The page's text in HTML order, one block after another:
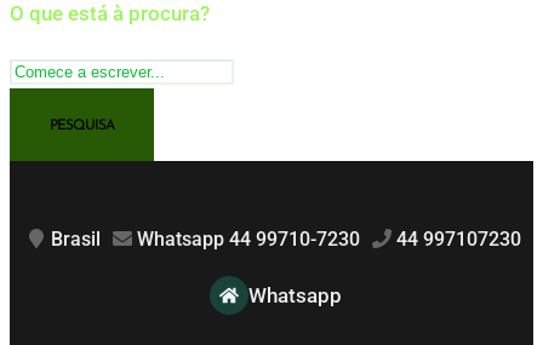
O que está à procura?
Brasil Whatsapp 44 99710-7230 44 997107230
Whatsapp